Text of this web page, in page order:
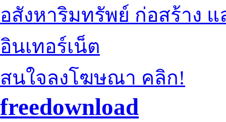
อสังหาริมทรัพย์ ก่อสร้าง
อินเทอร์เน็ต
สนใจลงโฆษณา คลิก!
freedownload